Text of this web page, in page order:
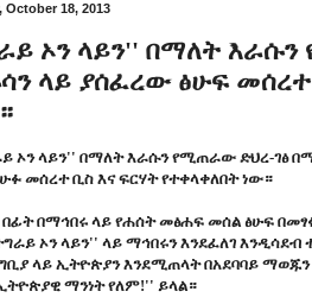
October 18, 2013
ኦን ላይን'' በማለት
ላይ ያሰፈረው ፅሁፍ መሰረተ
ኦን ላይን'' በማለት እራሱን የሚጠራው ድህረ-ገፅ
መሰረተ ቢስ እና ፍርሃት የተቀላቀለበት ነው።
በፊት በማኅበሩ ላይ የሐሰት መፅሐፍ መሰል ፅሁፍ
ኦን ላይን'' ላይ ማኅበሩን እንደፈለገ
ላይ ኢትዮጵያን እንደሚጠላት በአደባባይ
ማንነት የለም!'' ይላል።